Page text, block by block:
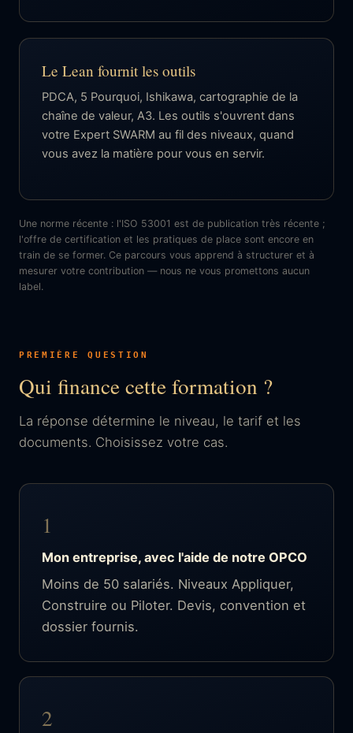
Le Lean fournit les outils
PDCA, 5 Pourquoi, Ishikawa, cartographie de la
chaîne de valeur, A3. Les outils s'ouvrent dans
votre Expert SWARM au fil des niveaux, quand
vous avez la matière pour vous en servir.
Une norme récente : l'ISO 53001 est de publication très récente ;
l'offre de certification et les pratiques de place sont encore en
train de se former. Ce parcours vous apprend à structurer et à
mesurer votre contribution — nous ne vous promettons aucun
label.
PREMIÈRE QUESTION
Qui finance cette formation ?
La réponse détermine le niveau, le tarif et les
documents. Choisissez votre cas.
1
Mon entreprise, avec l'aide de notre OPCO
Moins de 50 salariés. Niveaux Appliquer,
Construire ou Piloter. Devis, convention et
dossier fournis.
2